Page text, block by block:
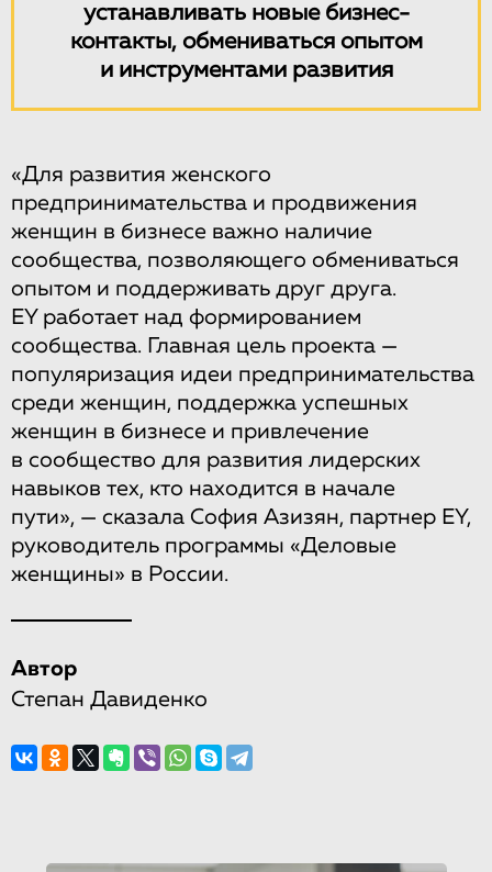
устанавливать новые бизнес-
контакты, обмениваться опытом
и инструментами развития
«Для развития женского
предпринимательства и продвижения
женщин в бизнесе важно наличие
сообщества, позволяющего обмениваться
опытом и поддерживать друг друга.
EY работает над формированием
сообщества. Главная цель проекта —
популяризация идеи предпринимательства
среди женщин, поддержка успешных
женщин в бизнесе и привлечение
в сообщество для развития лидерских
навыков тех, кто находится в начале
пути», — сказала София Азизян, партнер EY,
руководитель программы «Деловые
женщины» в России.
Автор
Степан Давиденко